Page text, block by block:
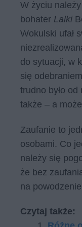
W życiu
bohater Lalki
Wokulski ufał
do sytuacji, w
się
trudno było
także – a
Zaufanie to
osobami. Co
należy się
że bez
na
Czytaj także: